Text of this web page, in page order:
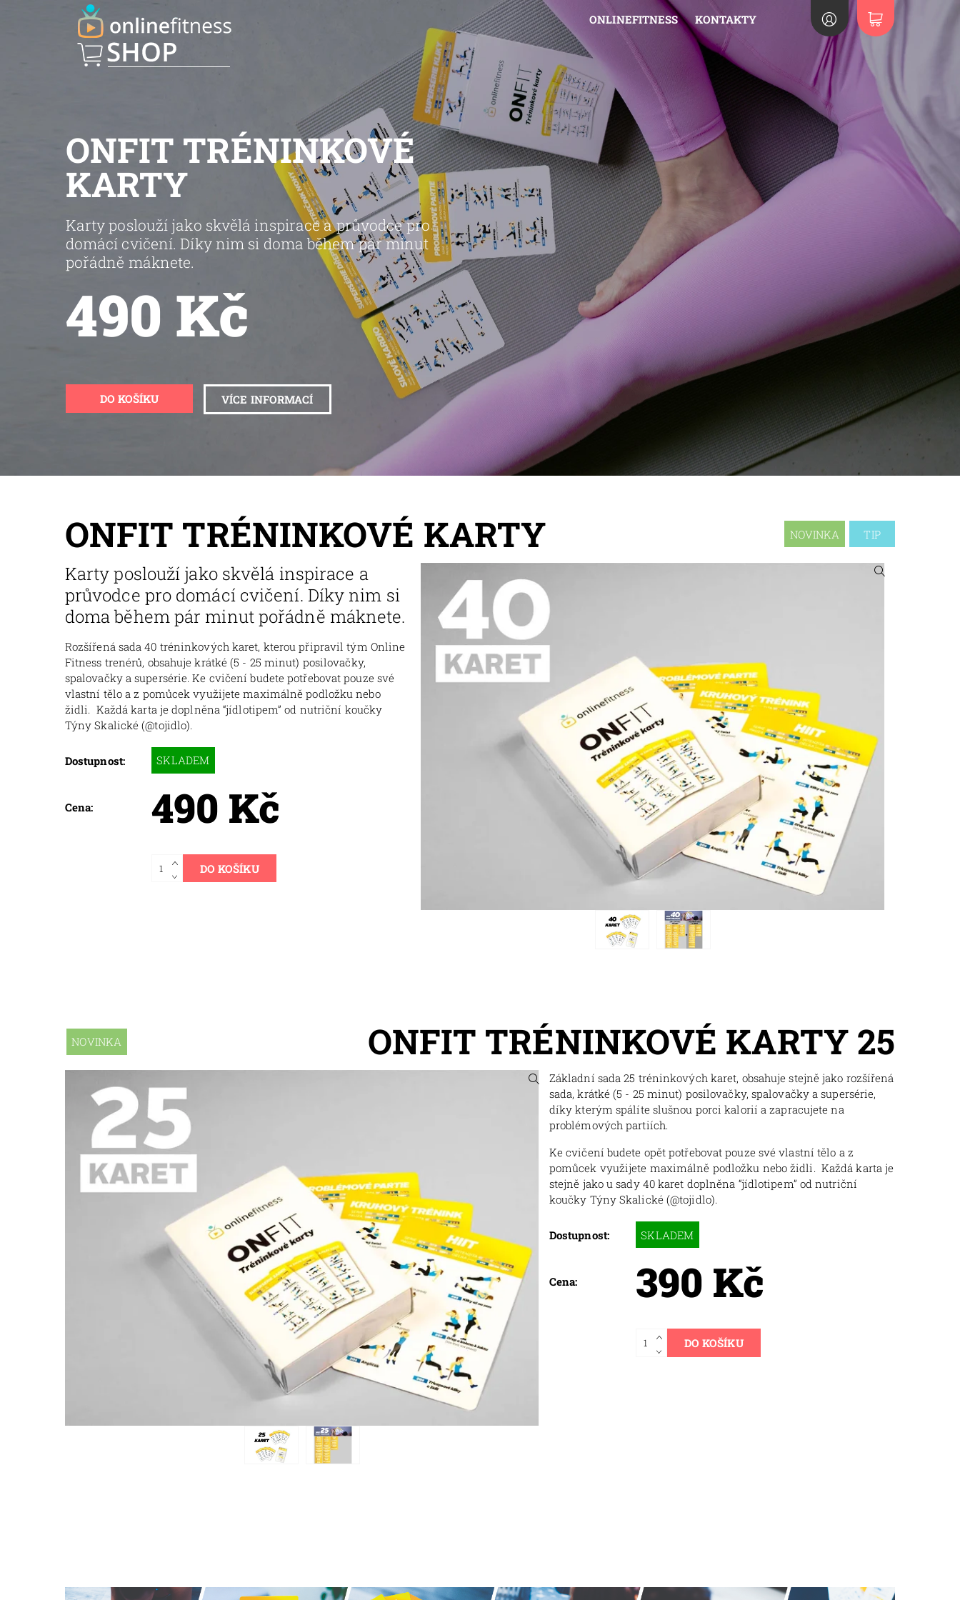
ONLINEFITNESS KONTAKTY
ONFIT TRÉNINKOVÉ
KARTY
Karty poslouží jako skvělá inspirace a průvodce pro
domácí cvičení. Díky nim si doma během pár minut
pořádně máknete.
490 Kč
VÍCE INFORMACÍ
ONFIT TRÉNINKOVÉ KARTY NOVINKA TIP
Karty poslouží jako skvělá inspirace a
průvodce pro domácí cvičení. Díky nim si
doma během pár minut pořádně máknete.
Rozšířená sada 40 tréninkových karet, kterou připravil tým Online
Fitness trenérů, obsahuje krátké (5 - 25 minut) posilovačky,
spalovačky a supersérie. Ke cvičení budete potřebovat pouze své
vlastní tělo a z pomůcek využijete maximálně podložku nebo
židli. Každá karta je doplněna “jídlotipem” od nutriční koučky
Týny Skalické (@tojidlo).
Dostupnost: SKLADEM
Cena: 490 Kč
NOVINKA ONFIT TRÉNINKOVÉ KARTY 25
Základní sada 25 tréninkových karet, obsahuje stejně jako rozšířená
sada, krátké(5 - 25 minut) posilovačky, spalovačky a supersérie,
díky kterým spálíte slušnou porci kalorií a zapracujete na
problémových partiích.
Ke cvičení budete opět potřebovat pouze své vlastní tělo a z
pomůcek využijete maximálně podložku nebo židli. Každá karta je
stejně jako u sady 40 karet doplněna “jídlotipem” od nutriční
koučky Týny Skalické (@tojidlo).
Dostupnost: SKLADEM
Cena: 390 Kč